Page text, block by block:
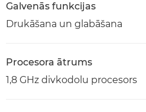
Galvenās funkcijas
Drukāšana un glabāšana
Procesora ātrums
1,8 GHz divkodolu procesors